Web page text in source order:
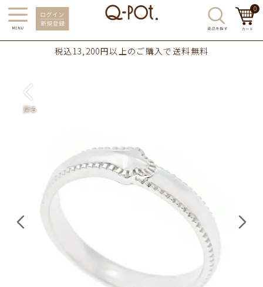
0
税込13,200円以上のご購入で送料無料